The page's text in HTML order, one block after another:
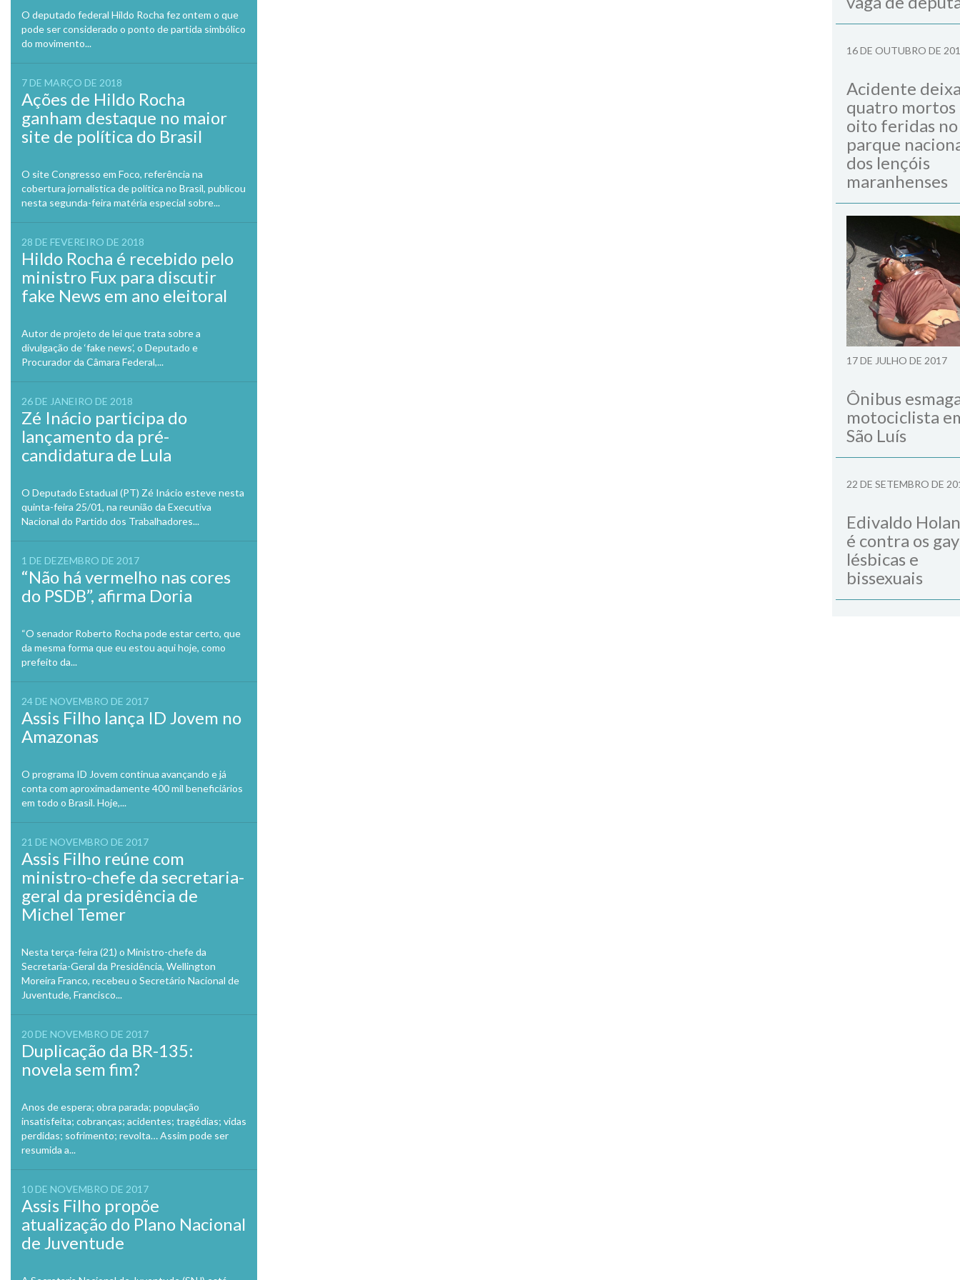
O deputado federal Hildo Rocha fez ontem o que
pode ser considerado o ponto de partida simbólico
do movimento...
7 DE MARÇO DE 2018
Ações de Hildo Rocha
ganham destaque no maior
site de política do Brasil
O site Congresso em Foco, referência na
cobertura jornalística de política no Brasil, publicou
nesta segunda-feira matéria especial sobre...
28 DE FEVEREIRO DE 2018
Hildo Rocha é recebido pelo
ministro Fux para discutir
fake News em ano eleitoral
Autor de projeto de lei que trata sobre a
divulgação de ‘fake news’, o Deputado e
Procurador da Câmara Federal,...
26 DE JANEIRO DE 2018
Zé Inácio participa do
lançamento da pré-
candidatura de Lula
O Deputado Estadual (PT) Zé Inácio esteve nesta
quinta-feira 25/01, na reunião da Executiva
Nacional do Partido dos Trabalhadores...
1 DE DEZEMBRO DE 2017
“Não há vermelho nas cores
do PSDB”, afirma Doria
“O senador Roberto Rocha pode estar certo, que
da mesma forma que eu estou aqui hoje, como
prefeito da...
24 DE NOVEMBRO DE 2017
Assis Filho lança ID Jovem no
Amazonas
O programa ID Jovem continua avançando e já
conta com aproximadamente 400 mil beneficiários
em todo o Brasil. Hoje,...
21 DE NOVEMBRO DE 2017
Assis Filho reúne com
ministro-chefe da secretaria-
geral da presidência de
Michel Temer
Nesta terça-feira (21) o Ministro-chefe da
Secretaria-Geral da Presidência, Wellington
Moreira Franco, recebeu o Secretário Nacional de
Juventude, Francisco...
20 DE NOVEMBRO DE 2017
Duplicação da BR-135:
novela sem fim?
Anos de espera; obra parada; população
insatisfeita; cobranças; acidentes; tragédias; vidas
perdidas; sofrimento; revolta… Assim pode ser
resumida a...
10 DE NOVEMBRO DE 2017
Assis Filho propõe
atualização do Plano Nacional
de Juventude
16 DE OUTUBRO DE
Acidente
quatro mortos
oito feridas no
parque
dos lençóis
maranhenses
17 DE JULHO DE 2017
Ônibus
motociclista
São Luís
22 DE SETEMBRO DE
Edivaldo
é contra os
lésbicas e
bissexuais